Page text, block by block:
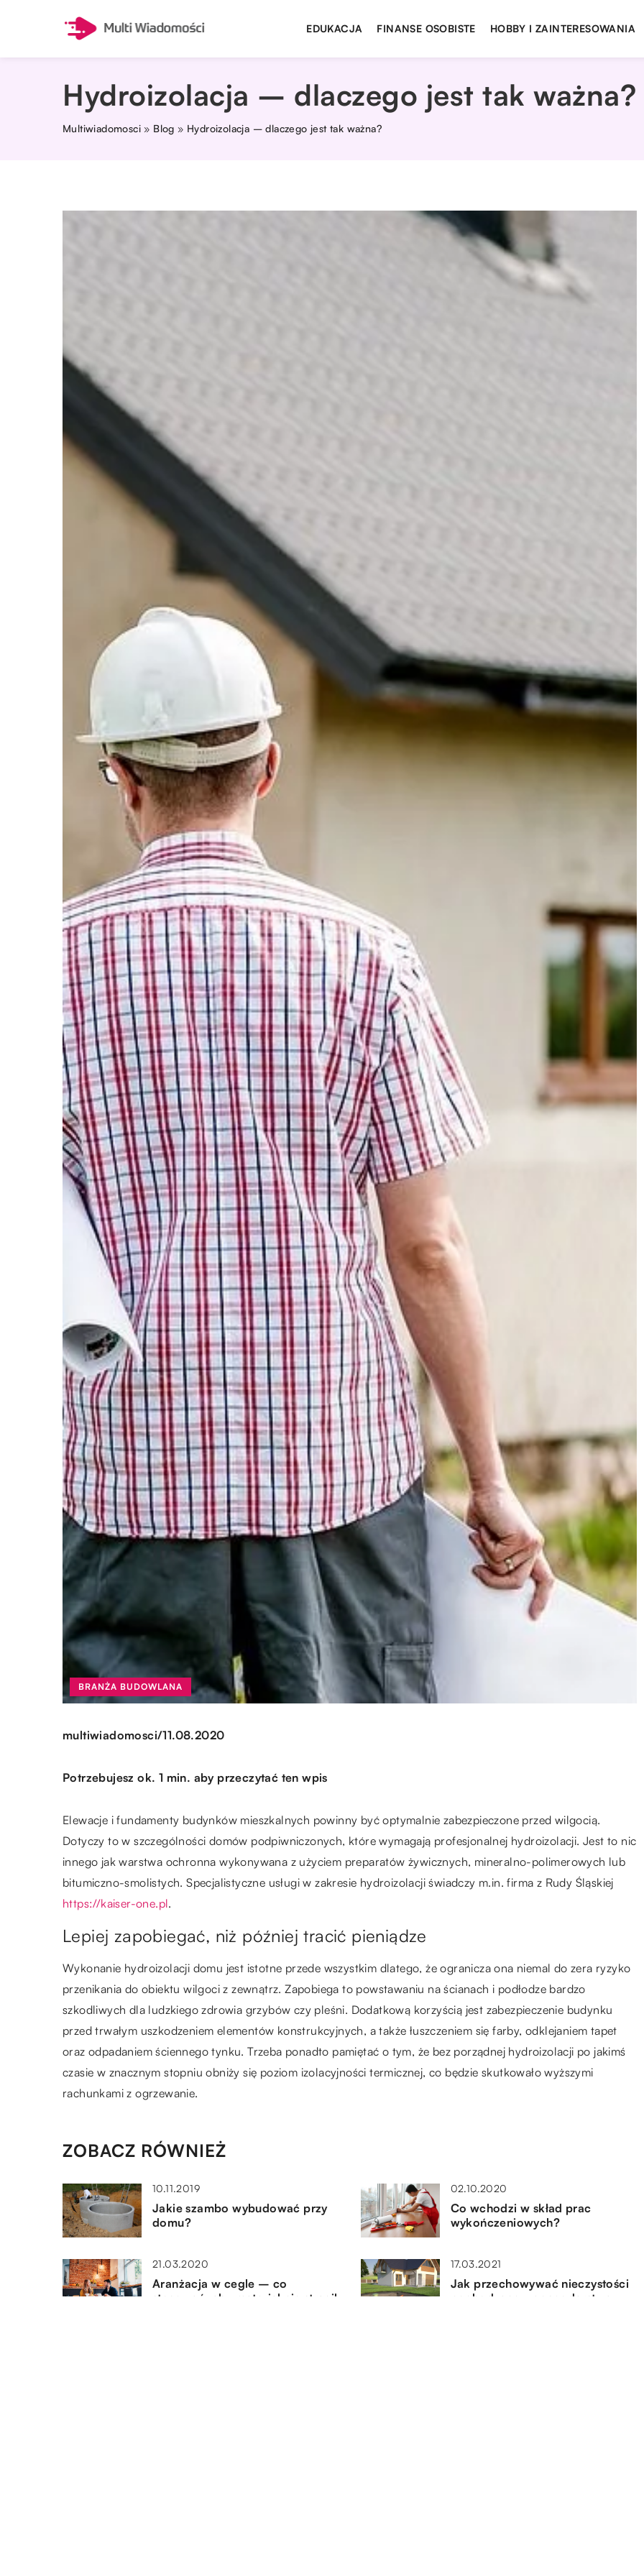
EDUKACJA FINANSE OSOBISTE HOBBY I ZAINTERESOWANIA
Hydroizolacja – dlaczego jest tak ważna?
Multiwiadomosci » Blog » Hydroizolacja – dlaczego jest tak ważna?
BRANŻA BUDOWLANA
multiwiadomosci/11.08.2020
Potrzebujesz ok. 1 min. aby przeczytać ten wpis
Elewacje i fundamenty budynków mieszkalnych powinny być optymalnie zabezpieczone przed wilgocią.
Dotyczy to w szczególności domów podpiwniczonych, które wymagają profesjonalnej hydroizolacji. Jest to nic
innego jak warstwa ochronna wykonywana z użyciem preparatów żywicznych, mineralno-polimerowych lub
bitumiczno-smolistych. Specjalistyczne usługi w zakresie hydroizolacji świadczy m.in. firma z Rudy Śląskiej
https://kaiser-one.pl.
Lepiej zapobiegać, niż później tracić pieniądze
Wykonanie hydroizolacji domu jest istotne przede wszystkim dlatego, że ogranicza ona niemal do zera ryzyko
przenikania do obiektu wilgoci z zewnątrz. Zapobiega to powstawaniu na ścianach i podłodze bardzo
szkodliwych dla ludzkiego zdrowia grzybów czy pleśni. Dodatkową korzyścią jest zabezpieczenie budynku
przed trwałym uszkodzeniem elementów konstrukcyjnych, a także łuszczeniem się farby, odklejaniem tapet
oraz odpadaniem ściennego tynku. Trzeba ponadto pamiętać o tym, że bez porządnej hydroizolacji po jakimś
czasie w znacznym stopniu obniży się poziom izolacyjności termicznej, co będzie skutkowało wyższymi
rachunkami z ogrzewanie.
ZOBACZ RÓWNIEŻ
10.11.2019
Jakie szambo wybudować przy
domu?
02.10.2020
Co wchodzi w skład prac
wykończeniowych?
21.03.2020
Aranżacja w cegle – co
stosować, aby materiał nie stracił
17.03.2021
Jak przechowywać nieczystości
pochodzące z gospodarstwa